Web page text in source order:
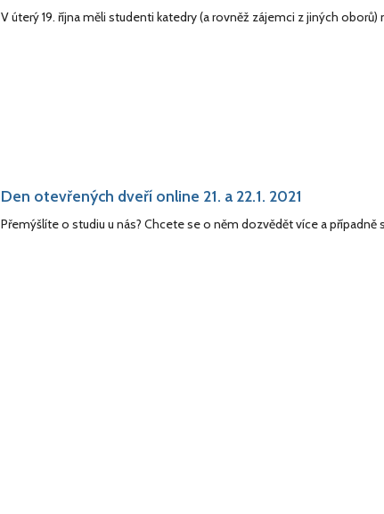
V úterý 19. října měli studenti katedry (a rovněž zájemci z jiných
Den otevřených dveří online 21. a 22.1. 2021
Přemýšlíte o studiu u nás? Chcete se o něm dozvědět více a